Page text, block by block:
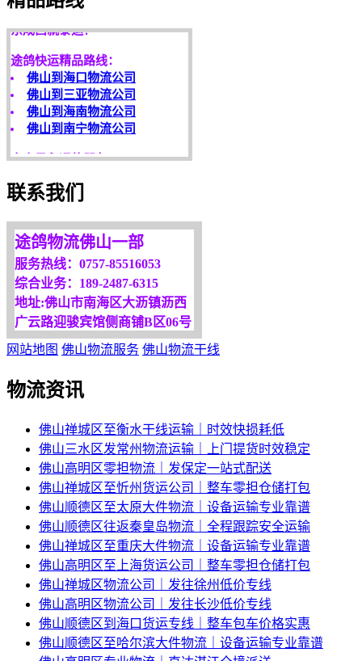
东成西就泰运！
途鸽快运精品路线：
佛山到海口物流公司
佛山到三亚物流公司
佛山到海南物流公司
佛山到南宁物流公司
客户是永远的朋友，
服务是永恒的追求！
欢迎您光临！
我们将竭诚为你服务！
联系我们
途鸽物流佛山一部
服务热线：0757-85516053
综合业务：189-2487-6315
地址:佛山市南海区大沥镇沥西
广云路迎骏宾馆侧商铺B区06号
网站地图 佛山物流服务 佛山物流干线
物流资讯
佛山禅城区至衡水干线运输｜时效快损耗低
佛山三水区发常州物流运输｜上门提货时效稳定
佛山高明区零担物流｜发保定一站式配送
佛山禅城区至忻州货运公司｜整车零担仓储打包
佛山顺德区至太原大件物流｜设备运输专业靠谱
佛山顺德区往返秦皇岛物流｜全程跟踪安全运输
佛山禅城区至重庆大件物流｜设备运输专业靠谱
佛山高明区至上海货运公司｜整车零担仓储打包
佛山禅城区物流公司｜发往徐州低价专线
佛山高明区物流公司｜发往长沙低价专线
佛山顺德区到海口货运专线｜整车包车价格实惠
佛山顺德区至哈尔滨大件物流｜设备运输专业靠谱